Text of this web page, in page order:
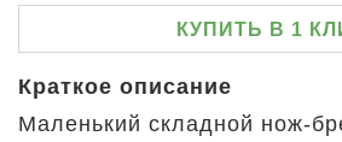
КУПИТЬ В 1
Краткое описание
Маленький складной нож-